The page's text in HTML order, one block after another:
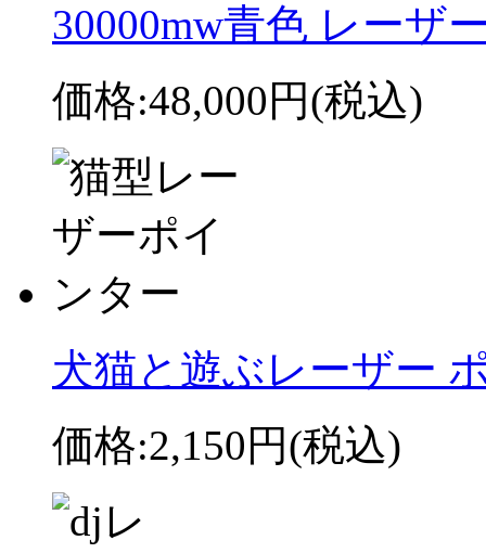
30000mw青色 レーザ
価格:48,000円(税込)
犬猫と遊ぶレーザー
価格:2,150円(税込)